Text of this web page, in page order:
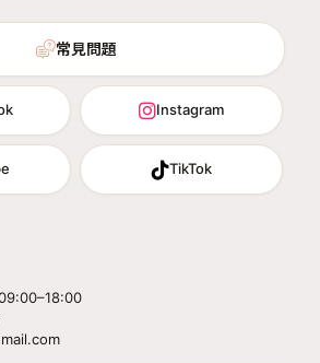
常見問題
Instagram
TikTok